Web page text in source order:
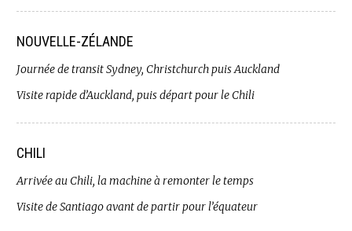
NOUVELLE-ZÉLANDE
Journée de transit Sydney, Christchurch puis Auckland
Visite rapide d’Auckland, puis départ pour le Chili
CHILI
Arrivée au Chili, la machine à remonter le temps
Visite de Santiago avant de partir pour l’équateur